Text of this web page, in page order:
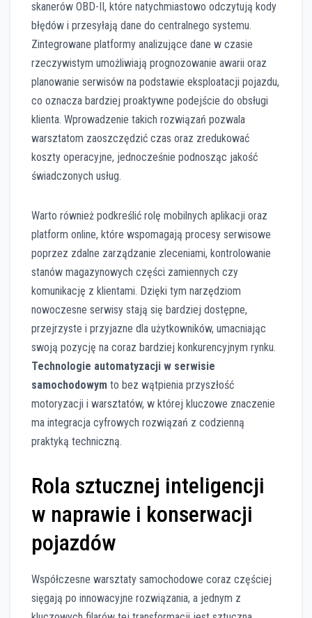
skanerów OBD-II, które natychmiastowo odczytują kody
błędów i przesyłają dane do centralnego systemu.
Zintegrowane platformy analizujące dane w czasie
rzeczywistym umożliwiają prognozowanie awarii oraz
planowanie serwisów na podstawie eksploatacji pojazdu,
co oznacza bardziej proaktywne podejście do obsługi
klienta. Wprowadzenie takich rozwiązań pozwala
warsztatom zaoszczędzić czas oraz zredukować
koszty operacyjne, jednocześnie podnosząc jakość
świadczonych usług.
Warto również podkreślić rolę mobilnych aplikacji oraz
platform online, które wspomagają procesy serwisowe
poprzez zdalne zarządzanie zleceniami, kontrolowanie
stanów magazynowych części zamiennych czy
komunikację z klientami. Dzięki tym narzędziom
nowoczesne serwisy stają się bardziej dostępne,
przejrzyste i przyjazne dla użytkowników, umacniając
swoją pozycję na coraz bardziej konkurencyjnym rynku.
Technologie automatyzacji w serwisie
samochodowym to bez wątpienia przyszłość
motoryzacji i warsztatów, w której kluczowe znaczenie
ma integracja cyfrowych rozwiązań z codzienną
praktyką techniczną.
Rola sztucznej inteligencji
w naprawie i konserwacji
pojazdów
Współczesne warsztaty samochodowe coraz częściej
sięgają po innowacyjne rozwiązania, a jednym z